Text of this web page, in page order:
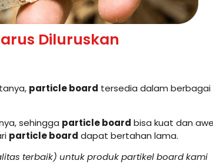
Diluruskan
particle board tersedia dalam berbagai
sehingga particle board bisa kuat dan
particle board dapat bertahan lama.
terbaik) untuk produk partikel board kami